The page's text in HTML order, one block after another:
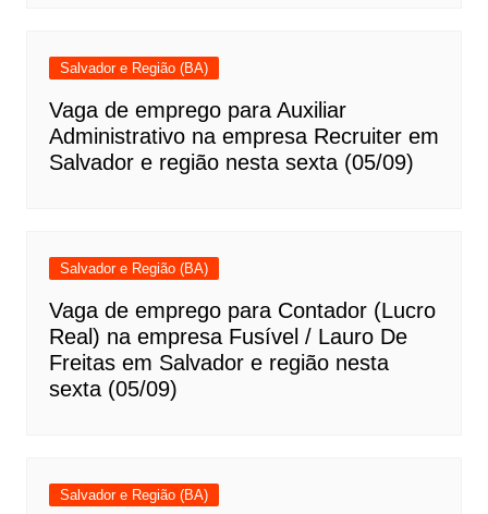
Salvador e Região (BA)
Vaga de emprego para Auxiliar
Administrativo na empresa Recruiter em
Salvador e região nesta sexta (05/09)
Salvador e Região (BA)
Vaga de emprego para Contador (Lucro
Real) na empresa Fusível / Lauro De
Freitas em Salvador e região nesta
sexta (05/09)
Salvador e Região (BA)